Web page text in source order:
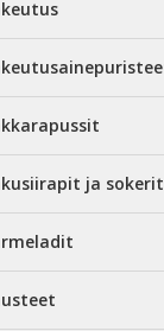
ja sokerit